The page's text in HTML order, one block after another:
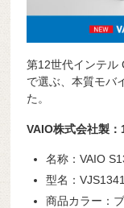
第12世代インテル
で選ぶ、本質モバ
た。
VAIO株式会社製
名称：VAIO
型名：VJS1341
商品カラー：